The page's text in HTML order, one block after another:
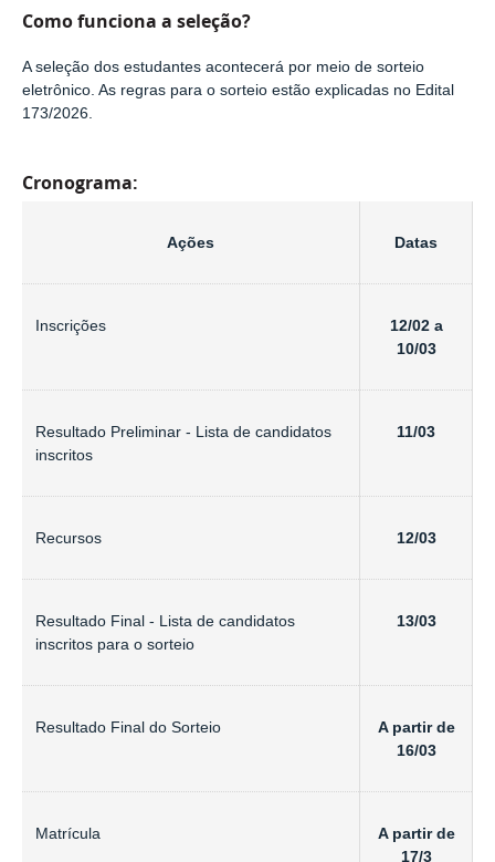
Como funciona a seleção?
A seleção dos estudantes acontecerá por meio de sorteio
eletrônico. As regras para o sorteio estão explicadas no Edital
173/2026.
Cronograma:
Ações Datas
Inscrições
12/02 a
10/03
Resultado Preliminar - Lista de candidatos
inscritos
11/03
Recursos 12/03
Resultado Final - Lista de candidatos
inscritos para o sorteio
13/03
Resultado Final do Sorteio
A partir de
16/03
Matrícula
A partir de
17/3